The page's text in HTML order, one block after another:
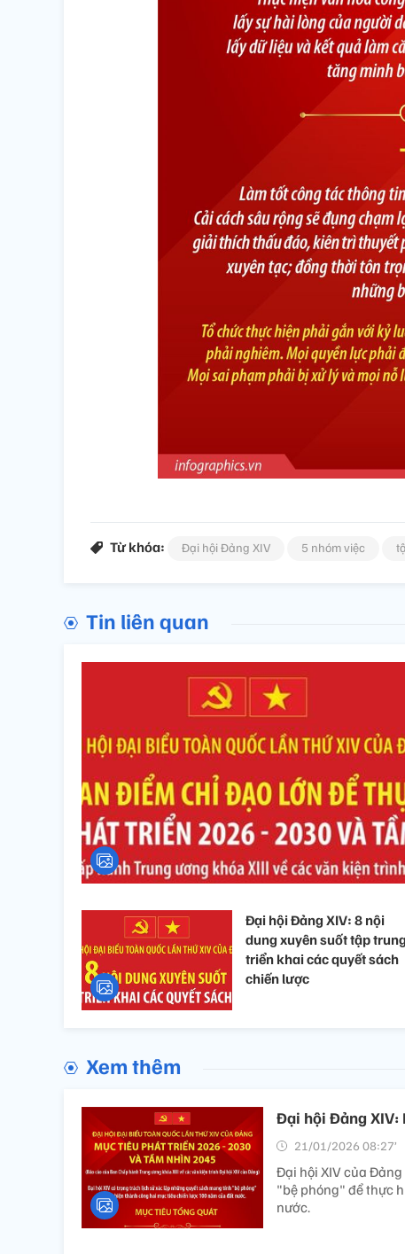
Từ khóa: Đại hội Đảng XIV 5 nhóm việc
Tin liên quan
Đại hội Đảng XIV: 8 nội
dung xuyên suốt tập trung
triển khai các quyết sách
chiến lược
Xem thêm
Đại hội Đảng XIV:
21/01/2026 08:27’
Đại hội XIV của
"bệ phóng" để thực
nước.